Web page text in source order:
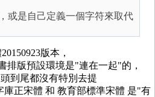
或是自己定義一個字符來取代
版本，
排版預設環境是"連在一起"的，
到尾都沒有特別去提
正宋體 和 教育部標準宋體 是"有